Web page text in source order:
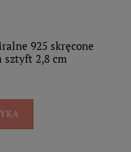
925 skręcone
sztyft 2,8 cm